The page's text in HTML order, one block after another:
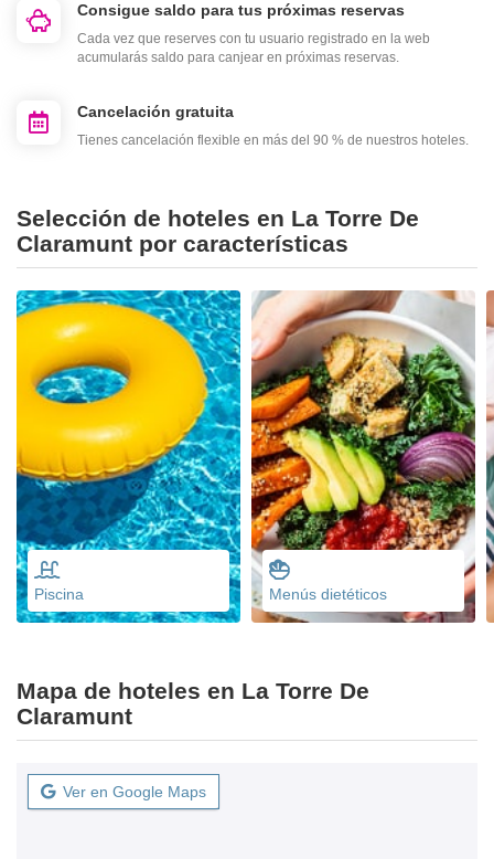
Consigue saldo para tus próximas reservas
Cada vez que reserves con tu usuario registrado en la web
acumularás saldo para canjear en próximas reservas.
Cancelación gratuita
Tienes cancelación flexible en más del 90 % de nuestros hoteles.
Selección de hoteles en La Torre De
Claramunt por características
Piscina Menús dietéticos
Mapa de hoteles en La Torre De
Claramunt
Ver en Google Maps